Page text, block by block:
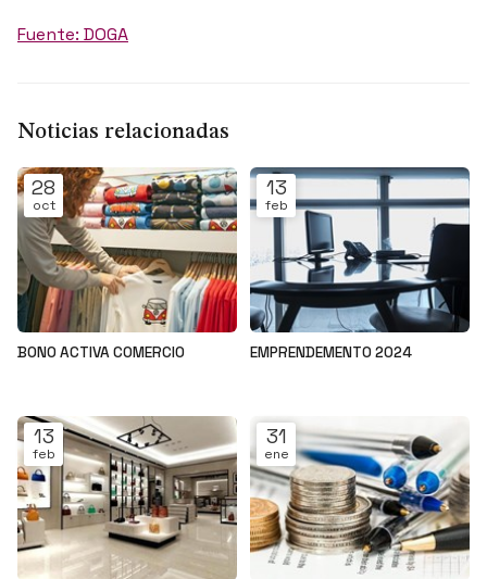
Fuente: DOGA
Noticias relacionadas
28
oct
BONO ACTIVA COMERCIO
13
feb
EMPRENDEMENTO 2024
13
feb
31
ene